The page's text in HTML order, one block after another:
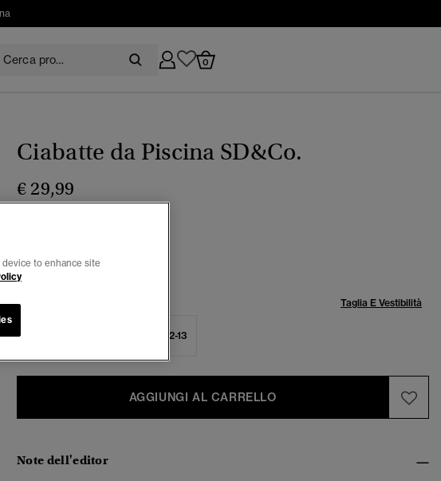
0
Ciabatte da Piscina SD&Co.
€ 29,99
Seleziona Taglia: Taglia E Vestibilità
12-13
AGGIUNGI AL CARRELLO
Note dell'editor
device to enhance site